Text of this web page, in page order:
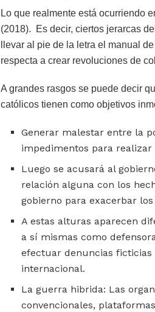
Lo que realmente está ocurriendo
(2018). Es decir, ciertos jerarcas
llevar al pie de la letra el manual
respecta a crear revoluciones de
A grandes rasgos se puede decir
católicos tienen como objetivos
Generar malestar entre la
impedimentos para
Luego se acusará al
relación alguna con los
gobierno para exacerbar
A estas alturas aparecen
a sí mismas como
efectuar denuncias
internacional.
La guerra hibrida: Las
convencionales,